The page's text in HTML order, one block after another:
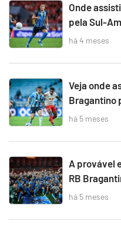
Onde
pela Sul-
há 4 meses
Veja onde
Bragantino
há 5 meses
A provável
RB
há 5 meses